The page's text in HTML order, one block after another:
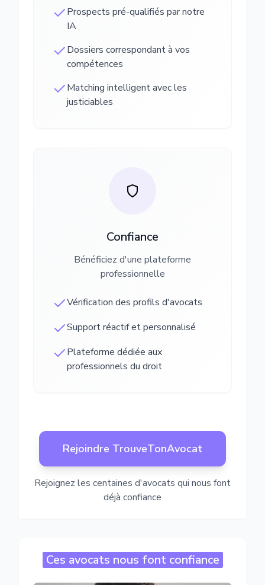
Prospects pré-qualifiés par notre
IA
Dossiers correspondant à vos
compétences
Matching intelligent avec les
justiciables
Confiance
Bénéficiez d'une plateforme
professionnelle
Vérification des profils d'avocats
Support réactif et personnalisé
Plateforme dédiée aux
professionnels du droit
Rejoindre TrouveTonAvocat
Rejoignez les centaines d'avocats qui nous font
déjà confiance
Ces avocats nous font confiance